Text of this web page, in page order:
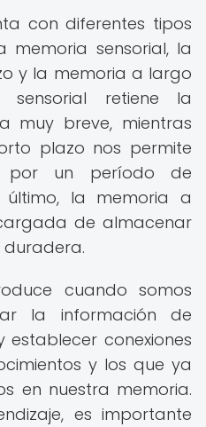
con diferentes tipos
memoria sensorial, la
y la memoria a largo
sensorial retiene la
muy breve, mientras
plazo nos permite
por un período de
último, la memoria a
de almacenar
cuando somos
la información de
conexiones
y los que ya
en nuestra memoria.
es importante